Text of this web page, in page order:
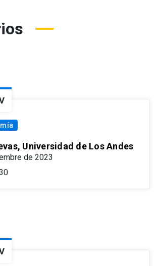
Universidad de Los Andes
de 2023